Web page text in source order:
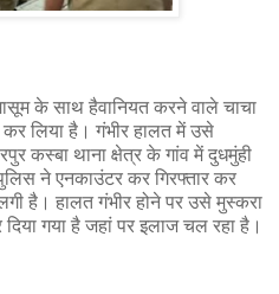
के साथ हैवानियत करने वाले चाचा
लिया है। गंभीर हालत में उसे
कस्बा थाना क्षेत्र के गांव में दुधमुंही
ने एनकाउंटर कर गिरफ्तार कर
है। हालत गंभीर होने पर उसे मुस्करा
गया है जहां पर इलाज चल रहा है।